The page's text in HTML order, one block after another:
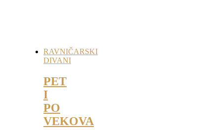
RAVNIČARSKI
DIVANI
PET
I
PO
VEKOVA